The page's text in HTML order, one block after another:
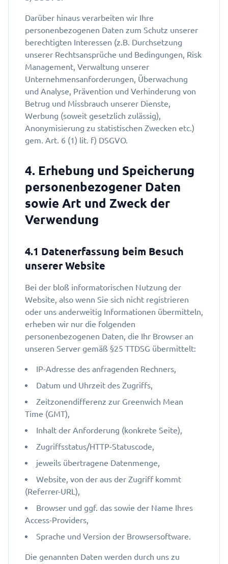
Darüber hinaus verarbeiten wir Ihre
personenbezogenen Daten zum Schutz unserer
berechtigten Interessen (z.B. Durchsetzung
unserer Rechtsansprüche und Bedingungen, Risk
Management, Verwaltung unserer
Unternehmensanforderungen, Überwachung
und Analyse, Prävention und Verhinderung von
Betrug und Missbrauch unserer Dienste,
Werbung (soweit gesetzlich zulässig),
Anonymisierung zu statistischen Zwecken etc.)
gem. Art. 6 (1) lit. f) DSGVO.
4. Erhebung und Speicherung
personenbezogener Daten
sowie Art und Zweck der
Verwendung
4.1 Datenerfassung beim Besuch
unserer Website
Bei der bloß informatorischen Nutzung der
Website, also wenn Sie sich nicht registrieren
oder uns anderweitig Informationen übermitteln,
erheben wir nur die folgenden
personenbezogenen Daten, die Ihr Browser an
unseren Server gemäß §25 TTDSG übermittelt:
IP-Adresse des anfragenden Rechners,
Datum und Uhrzeit des Zugriffs,
Zeitzonendifferenz zur Greenwich Mean
Time (GMT),
Inhalt der Anforderung (konkrete Seite),
Zugriffsstatus/HTTP-Statuscode,
jeweils übertragene Datenmenge,
Website, von der aus der Zugriff kommt
(Referrer-URL),
Browser und ggf. das sowie der Name Ihres
Access-Providers,
Sprache und Version der Browsersoftware.
Die genannten Daten werden durch uns zu